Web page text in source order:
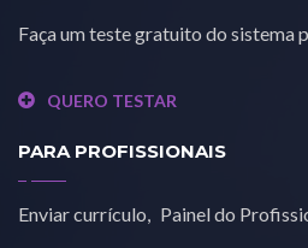
Faça um teste gratuito do sistema
QUERO TESTAR
PARA PROFISSIONAIS
Enviar currículo Painel do